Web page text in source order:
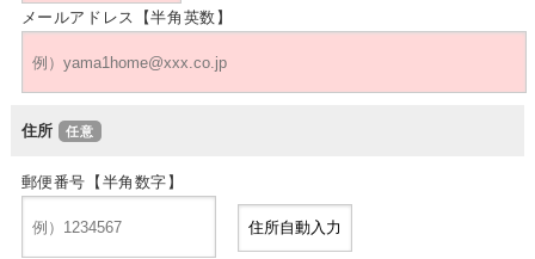
メールアドレス【半角英数】
住所
郵便番号【半角数字】